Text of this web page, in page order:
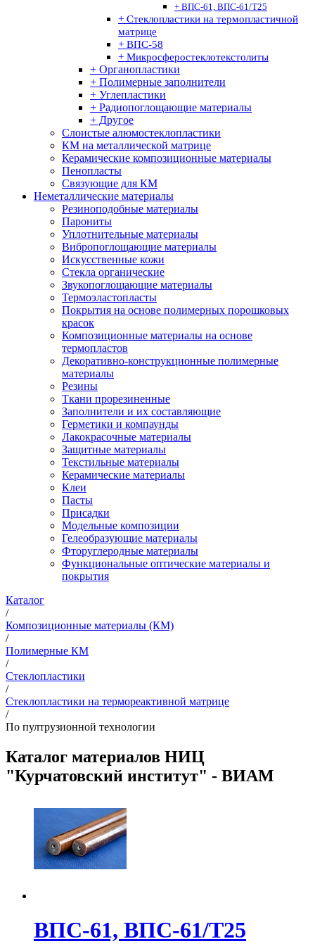
+ ВПС-61, ВПС-61/Т25
+ Стеклопластики на термопластичной
матрице
+ ВПС-58
+ Микросферостеклотекстолиты
+ Органопластики
+ Полимерные заполнители
+ Углепластики
+ Радиопоглощающие материалы
+ Другое
Слоистые алюмостеклопластики
КМ на металлической матрице
Керамические композиционные материалы
Пенопласты
Связующие для КМ
Неметаллические материалы
Резиноподобные материалы
Парониты
Уплотнительные материалы
Вибропоглощающие материалы
Искусственные кожи
Стекла органические
Звукопоглощающие материалы
Термоэластопласты
Покрытия на основе полимерных порошковых
красок
Композиционные материалы на основе
термопластов
Декоративно-конструкционные полимерные
материалы
Резины
Ткани прорезиненные
Заполнители и их составляющие
Герметики и компаунды
Лакокрасочные материалы
Защитные материалы
Текстильные материалы
Керамические материалы
Клеи
Пасты
Присадки
Модельные композиции
Гелеобразующие материалы
Фторуглеродные материалы
Функциональные оптические материалы и
покрытия
Каталог
/
Композиционные материалы (КМ)
/
Полимерные КМ
/
Стеклопластики
/
Стеклопластики на термореактивной матрице
/
По пултрузионной технологии
Каталог материалов НИЦ
"Курчатовский институт" - ВИАМ
ВПС-61, ВПС-61/Т25